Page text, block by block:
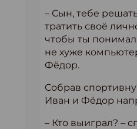
– Сын, тебе
тратить своё
чтобы ты
не хуже
Фёдор.
Собрав
Иван и Фёдор
– Кто выиграл? –